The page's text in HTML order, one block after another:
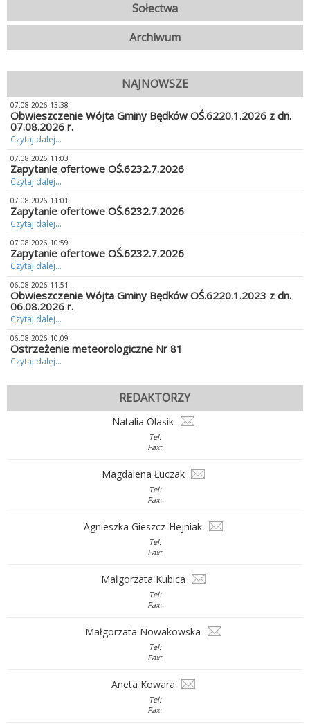
Sołectwa
Archiwum
NAJNOWSZE
07.08.2026 13:38
Obwieszczenie Wójta Gminy Będków OŚ.6220.1.2026 z dn.
07.08.2026 r.
Czytaj dalej...
07.08.2026 11:03
Zapytanie ofertowe OŚ.6232.7.2026
Czytaj dalej...
07.08.2026 11:01
Zapytanie ofertowe OŚ.6232.7.2026
Czytaj dalej...
07.08.2026 10:59
Zapytanie ofertowe OŚ.6232.7.2026
Czytaj dalej...
06.08.2026 11:51
Obwieszczenie Wójta Gminy Będków OŚ.6220.1.2023 z dn.
06.08.2026 r.
Czytaj dalej...
06.08.2026 10:09
Ostrzeżenie meteorologiczne Nr 81
Czytaj dalej...
REDAKTORZY
Natalia Olasik
Tel:
Fax:
Magdalena Łuczak
Tel:
Fax:
Agnieszka Gieszcz-Hejniak
Tel:
Fax:
Małgorzata Kubica
Tel:
Fax:
Małgorzata Nowakowska
Tel:
Fax:
Aneta Kowara
Tel:
Fax: